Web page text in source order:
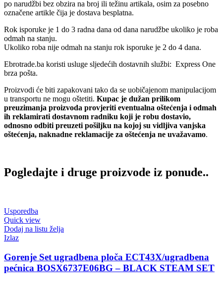
po narudžbi bez obzira na broj ili težinu artikala, osim za posebno
označene artikle čija je dostava besplatna.
Rok isporuke je 1 do 3 radna dana od dana narudžbe ukoliko je roba
odmah na stanju.
Ukoliko roba nije odmah na stanju rok isporuke je 2 do 4 dana.
Ebrotrade.ba koristi usluge sljedećih dostavnih službi: Express One
brza pošta.
Proizvodi će biti zapakovani tako da se uobičajenom manipulacijom
u transportu ne mogu oštetiti. Kupac je dužan prilikom
preuzimanja proizvoda provjeriti eventualna oštećenja i odmah
ih reklamirati dostavnom radniku koji je robu dostavio,
odnosno odbiti preuzeti pošiljku na kojoj su vidljiva vanjska
oštećenja, naknadne reklamacije za oštećenja ne uvažavamo.
Pogledajte i druge proizvode iz ponude..
Usporedba
Quick view
Dodaj na listu želja
Izlaz
Gorenje Set ugradbena ploča ECT43X/ugradbena
pećnica BOSX6737E06BG – BLACK STEAM SET